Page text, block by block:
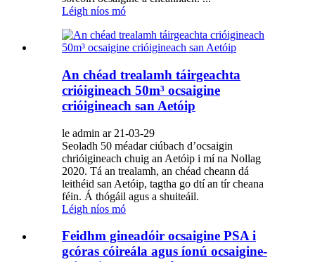
Léigh níos mó
An chéad trealamh táirgeachta
crióigineach 50m³ ocsaigine
crióigineach san Aetóip
le admin ar 21-03-29
Seoladh 50 méadar ciúbach d’ocsaigin
chrióigineach chuig an Aetóip i mí na Nollag
2020. Tá an trealamh, an chéad cheann dá
leithéid san Aetóip, tagtha go dtí an tír cheana
féin. Á thógáil agus a shuiteáil.
Léigh níos mó
Feidhm gineadóir ocsaigine PSA i
gcóras cóireála agus íonú ocsaigine-